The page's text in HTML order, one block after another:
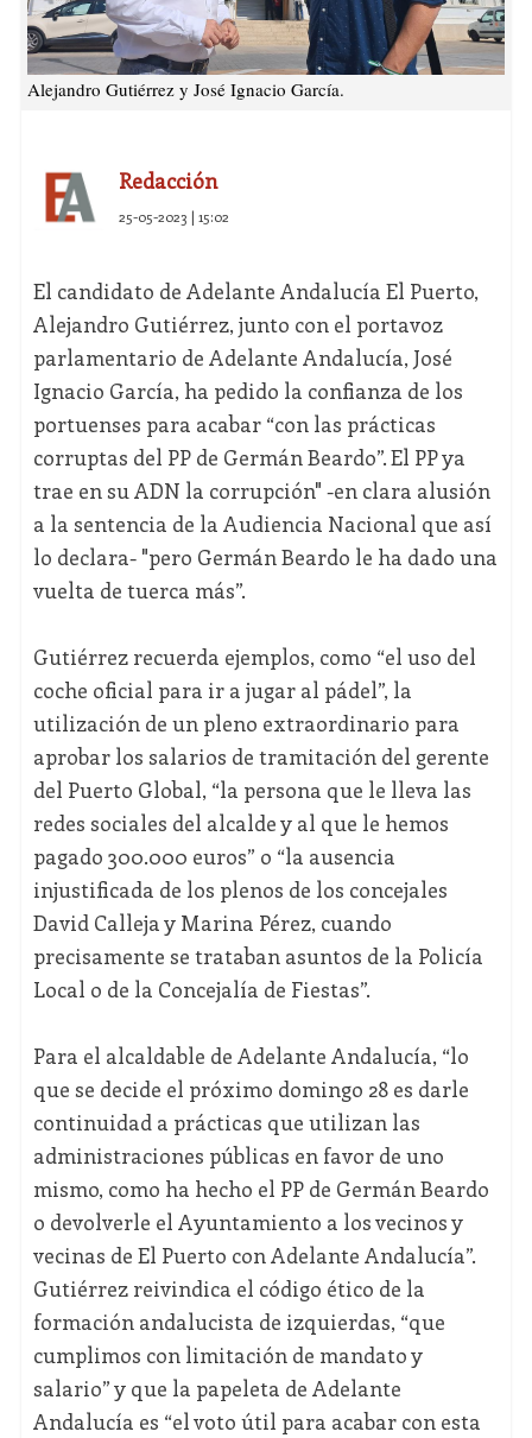
Alejandro Gutiérrez y José Ignacio García.
Redacción
25-05-2023 | 15:02
El candidato de Adelante Andalucía El Puerto,
Alejandro Gutiérrez, junto con el portavoz
parlamentario de Adelante Andalucía, José
Ignacio García, ha pedido la confianza de los
portuenses para acabar “con las prácticas
corruptas del PP de Germán Beardo”. El PP ya
trae en su ADN la corrupción" -en clara alusión
a la sentencia de la Audiencia Nacional que así
lo declara- "pero Germán Beardo le ha dado una
vuelta de tuerca más”.
Gutiérrez recuerda ejemplos, como “el uso del
coche oficial para ir a jugar al pádel”, la
utilización de un pleno extraordinario para
aprobar los salarios de tramitación del gerente
del Puerto Global, “la persona que le lleva las
redes sociales del alcalde y al que le hemos
pagado 300.000 euros” o “la ausencia
injustificada de los plenos de los concejales
David Calleja y Marina Pérez, cuando
precisamente se trataban asuntos de la Policía
Local o de la Concejalía de Fiestas”.
Para el alcaldable de Adelante Andalucía, “lo
que se decide el próximo domingo 28 es darle
continuidad a prácticas que utilizan las
administraciones públicas en favor de uno
mismo, como ha hecho el PP de Germán Beardo
o devolverle el Ayuntamiento a los vecinos y
vecinas de El Puerto con Adelante Andalucía”.
Gutiérrez reivindica el código ético de la
formación andalucista de izquierdas, “que
cumplimos con limitación de mandato y
salario” y que la papeleta de Adelante
Andalucía es “el voto útil para acabar con esta